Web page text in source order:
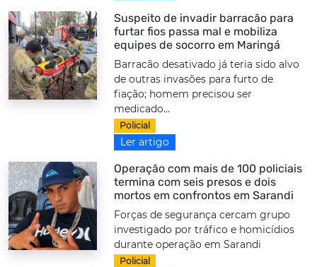
Suspeito de invadir barracão para
furtar fios passa mal e mobiliza
equipes de socorro em Maringá
Barracão desativado já teria sido alvo
de outras invasões para furto de
fiação; homem precisou ser
medicado...
Policial
Ler artigo
Operação com mais de 100 policiais
termina com seis presos e dois
mortos em confrontos em Sarandi
Forças de segurança cercam grupo
investigado por tráfico e homicídios
durante operação em Sarandi
Policial